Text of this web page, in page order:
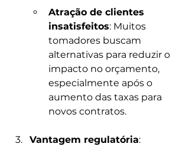
Atração de clientes
insatisfeitos: Muitos
tomadores buscam
alternativas para reduzir o
impacto no orçamento,
especialmente após o
aumento das taxas para
novos contratos.
Vantagem regulatória: